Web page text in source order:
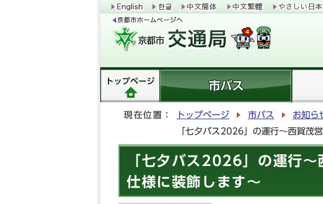
トップページ 市バス
現在位置： トップページ 市バス
お知ら
「七夕バス2026」の運行～西賀茂
「七夕バス2026」の運行
仕様に装飾します～